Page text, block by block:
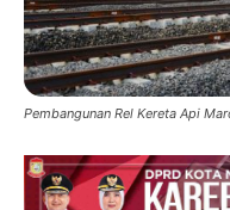
Pembangunan Rel Kereta Api